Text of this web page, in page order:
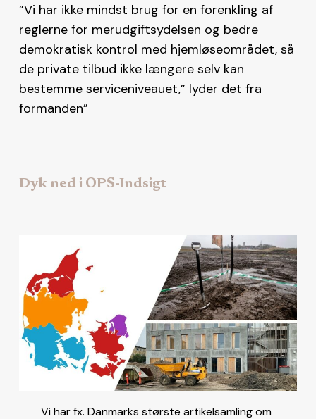
”Vi har ikke mindst brug for en forenkling af
reglerne for merudgiftsydelsen og bedre
demokratisk kontrol med hjemløseområdet, så
de private tilbud ikke længere selv kan
bestemme serviceniveauet,” lyder det fra
formanden”
Dyk ned i OPS-Indsigt
Vi har fx. Danmarks største artikelsamling om